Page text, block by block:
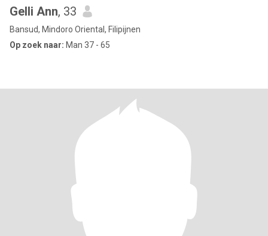
Gelli Ann, 33
Bansud, Mindoro Oriental, Filipijnen
Op zoek naar: Man 37 - 65